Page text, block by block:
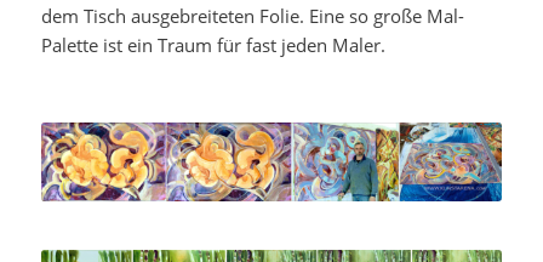
dem Tisch ausgebreiteten Folie. Eine so große Mal-
Palette ist ein Traum für fast jeden Maler.